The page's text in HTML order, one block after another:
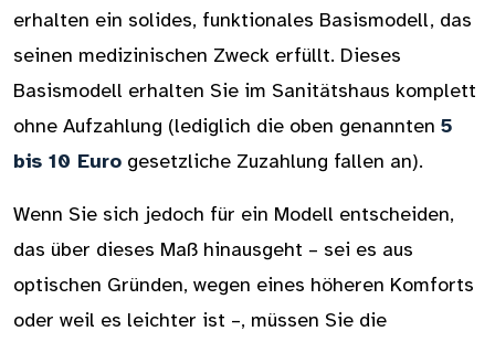
erhalten ein solides, funktionales Basismodell, das
seinen medizinischen Zweck erfüllt. Dieses
Basismodell erhalten Sie im Sanitätshaus komplett
ohne Aufzahlung (lediglich die oben genannten 5
bis 10 Euro gesetzliche Zuzahlung fallen an).
Wenn Sie sich jedoch für ein Modell entscheiden,
das über dieses Maß hinausgeht – sei es aus
optischen Gründen, wegen eines höheren Komforts
oder weil es leichter ist –, müssen Sie die